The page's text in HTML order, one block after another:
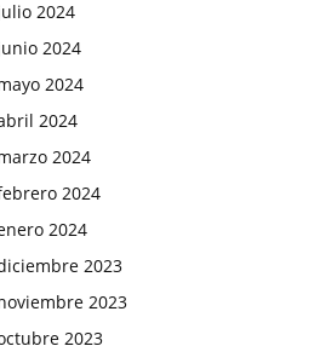
2024
2024
2024
2024
2024
2024
2024
2023
2023
2023